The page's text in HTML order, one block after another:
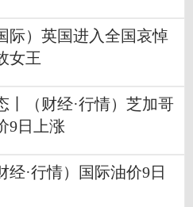
际）英国进入全国哀悼
女王
丨（财经·行情）芝加哥
9日上涨
经·行情）国际油价9日